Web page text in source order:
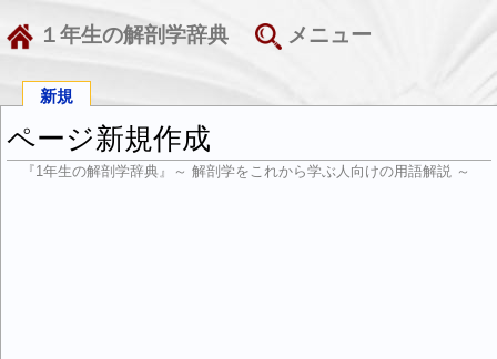
１年生の解剖学辞典 メニュー
新規
ページ新規作成
『1年生の解剖学辞典』～ 解剖学をこれから学ぶ人向けの用語解説 ～